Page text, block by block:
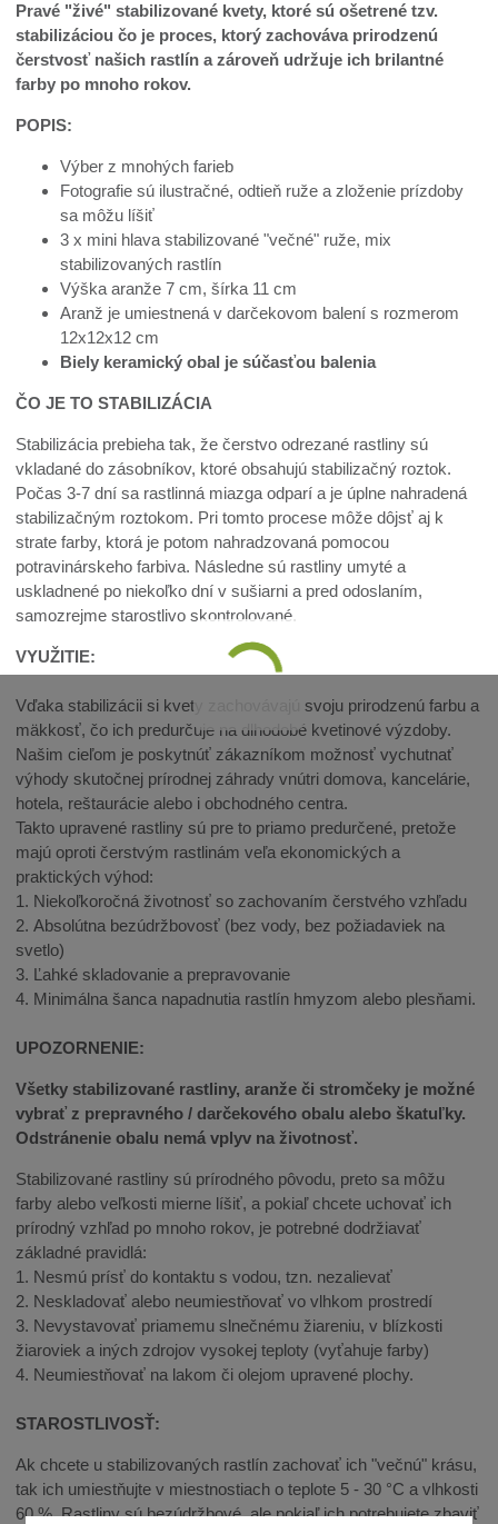
Pravé "živé" stabilizované kvety, ktoré sú ošetrené tzv.
stabilizáciou čo je proces, ktorý zachováva prirodzenú
čerstvosť našich rastlín a zároveň udržuje ich brilantné
farby po mnoho rokov.
POPIS:
Výber z mnohých farieb
Fotografie sú ilustračné, odtieň ruže a zloženie prízdoby
sa môžu líšiť
3 x mini hlava stabilizované "večné" ruže, mix
stabilizovaných rastlín
Výška aranže 7 cm, šírka 11 cm
Aranž je umiestnená v darčekovom balení s rozmerom
12x12x12 cm
Biely keramický obal je súčasťou balenia
ČO JE TO STABILIZÁCIA
Stabilizácia prebieha tak, že čerstvo odrezané rastliny sú
vkladané do zásobníkov, ktoré obsahujú stabilizačný roztok.
Počas 3-7 dní sa rastlinná miazga odparí a je úplne nahradená
stabilizačným roztokom. Pri tomto procese môže dôjsť aj k
strate farby, ktorá je potom nahradzovaná pomocou
potravinárskeho farbiva. Následne sú rastliny umyté a
uskladnené po niekoľko dní v sušiarni a pred odoslaním,
samozrejme starostlivo skontrolované.
VYUŽITIE:
Vďaka stabilizácii si kvety zachovávajú svoju prirodzenú farbu a
mäkkosť, čo ich predurčuje na dlhodobé kvetinové výzdoby.
Našim cieľom je poskytnúť zákazníkom možnosť vychutnať
výhody skutočnej prírodnej záhrady vnútri domova, kancelárie,
hotela, reštaurácie alebo i obchodného centra.
Takto upravené rastliny sú pre to priamo predurčené, pretože
majú oproti čerstvým rastlinám veľa ekonomických a
praktických výhod:
1. Niekoľkoročná životnosť so zachovaním čerstvého vzhľadu
2. Absolútna bezúdržbovosť (bez vody, bez požiadaviek na
svetlo)
3. Ľahké skladovanie a prepravovanie
4. Minimálna šanca napadnutia rastlín hmyzom alebo plesňami.
UPOZORNENIE:
Všetky stabilizované rastliny, aranže či stromčeky je možné
vybrať z prepravného / darčekového obalu alebo škatuľky.
Odstránenie obalu nemá vplyv na životnosť.
Stabilizované rastliny sú prírodného pôvodu, preto sa môžu
farby alebo veľkosti mierne líšiť, a pokiaľ chcete uchovať ich
prírodný vzhľad po mnoho rokov, je potrebné dodržiavať
základné pravidlá:
1. Nesmú prísť do kontaktu s vodou, tzn. nezalievať
2. Neskladovať alebo neumiestňovať vo vlhkom prostredí
3. Nevystavovať priamemu slnečnému žiareniu, v blízkosti
žiaroviek a iných zdrojov vysokej teploty (vyťahuje farby)
4. Neumiestňovať na lakom či olejom upravené plochy.
STAROSTLIVOSŤ:
Ak chcete u stabilizovaných rastlín zachovať ich "večnú" krásu,
tak ich umiestňujte v miestnostiach o teplote 5 - 30 °C a vlhkosti
60 %. Rastliny sú bezúdržbové, ale pokiaľ ich potrebujete zbaviť